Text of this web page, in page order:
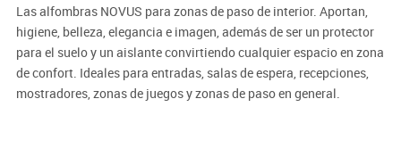
Las alfombras NOVUS para zonas de paso de interior. Aportan,
higiene, belleza, elegancia e imagen, además de ser un protector
para el suelo y un aislante convirtiendo cualquier espacio en zona
de confort. Ideales para entradas, salas de espera, recepciones,
mostradores, zonas de juegos y zonas de paso en general.